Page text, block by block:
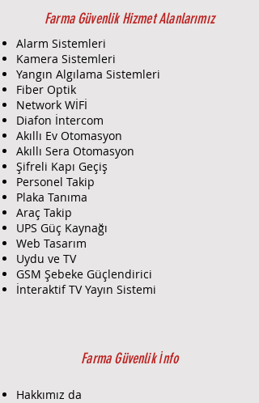
Farma Güvenlik Hizmet Alanlarımız
Alarm Sistemleri
Kamera Sistemleri
Yangın Algılama Sistemleri
Fiber Optik
Network WİFİ
Diafon İntercom
Akıllı Ev Otomasyon
Akıllı Sera Otomasyon
Şifreli Kapı Geçiş
Personel Takip
Plaka Tanıma
Araç Takip
UPS Güç Kaynağı
Web Tasarım
Uydu ve TV
GSM Şebeke Güçlendirici
İnteraktif TV Yayın Sistemi
Farma Güvenlik İnfo
Hakkımız da